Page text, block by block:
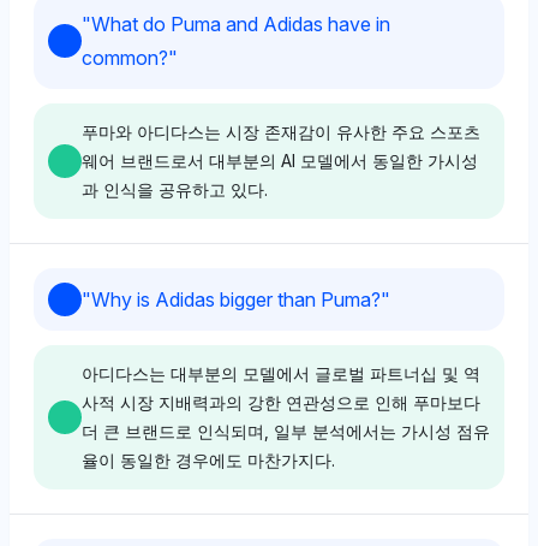
퍼플렉시티는 아디다스와 푸마 각각 4.8%의 가시성 점
다. 감정은 중립적이며 어느 브랜드에 대해서도 추가적인
맥락이나 편향이 없다.
Grok
그록은 아디다스와 푸마에게 각각 2.9%의 동일한 가시
성 점유율을 부여하며 이들의 경쟁 동역학에 대한 중립적
을 언급하여 스포츠 및 비즈니스에서의 광범위한 생태계
관계를 암시한다. 톤은 중립적이며 갈등보다는 공존에 초
점을 맞춘다.
Chatgpt
그록은 푸마와 아디다스 간의 선호를 보이지 않으며 두
주요 축구 주체와 관련이 있다는 점은 스포츠 유산에 대
한 초점이 있지만 결정적인 선호가 드러나지 않는다.
Chatgpt
챗GPT는 푸마와 아디다스를 동등하게 취급하며 각각
3.8%의 가시성 점유율을 부여하고 중립적인 톤을 유지
협업자와의 연관성은 라이프스타일 브랜딩에서 약간의
우위를 암시하지만 한 쪽에 대한 선호로 이어지지 않는
다.
Deepseek
"What do Puma and Adidas have in
common?"
푸마와 아디다스는 시장 존재감이 유사한 주요 스포츠
웨어 브랜드로서 대부분의 AI 모델에서 동일한 가시성
과 인식을 공유하고 있다.
딥시크는 푸마와 아디다스에게 동일한 가시성 점유율
타낸다. 이들은 스포츠웨어 산업 내에서 비교 가능한 브
랜드 인지도를 가진 공통점을 지닌다.
"Why is Adidas bigger than Puma?"
아디다스는 대부분의 모델에서 글로벌 파트너십 및 역
사적 시장 지배력과의 강한 연관성으로 인해 푸마보다
더 큰 브랜드로 인식되며, 일부 분석에서는 가시성 점유
율이 동일한 경우에도 마찬가지다.